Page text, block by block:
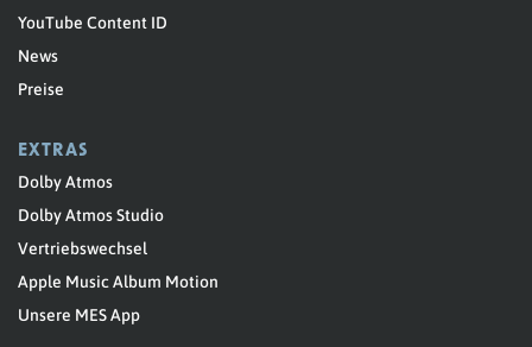
YouTube Content ID
News
Preise
EXTRAS
Dolby Atmos
Dolby Atmos Studio
Vertriebswechsel
Apple Music Album Motion
Unsere MES App